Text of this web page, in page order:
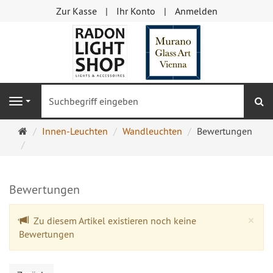
Zur Kasse Ihr Konto Anmelden
Navigation
Startseite
Innen-Leuchten Wandleuchten Bewertungen
Bewertungen
×
Zu diesem Artikel existieren noch keine
Bewertungen